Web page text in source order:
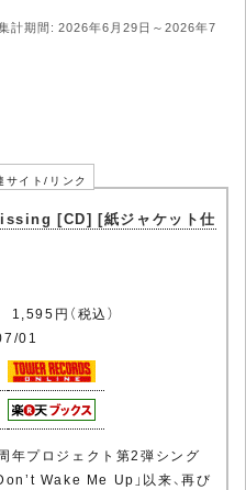
集計期間: 2026年6月29日～2026年7
サイト/リンク
[CD] [紙ジャケット仕
円（税込）
01
年プロジェクト第2弾シング
Wake Me Up」以来、再び